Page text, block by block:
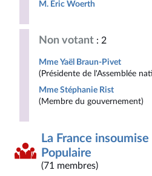
M. Éric Woerth
Non votant : 2
Mme Yaël Braun-Pivet
(Présidente de l'Assemblée
Mme Stéphanie Rist
(Membre du gouvernement)
La France
Populaire
(71 membres)